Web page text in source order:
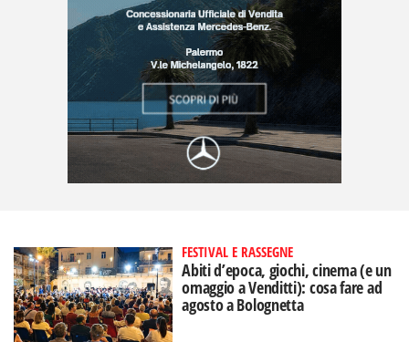
FESTIVAL E RASSEGNE
Abiti d’epoca, giochi, cinema (e un
omaggio a Venditti): cosa fare ad
agosto a Bolognetta